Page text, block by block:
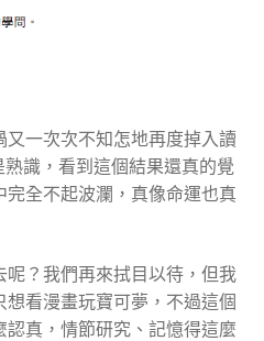
一次次不知怎地再度掉入讀
熟識，看到這個結果還真的覺
全不起波瀾，真像命運也真
？我們再來拭目以待，但我
看漫畫玩寶可夢，不過這個
真，情節研究、記憶得這麼